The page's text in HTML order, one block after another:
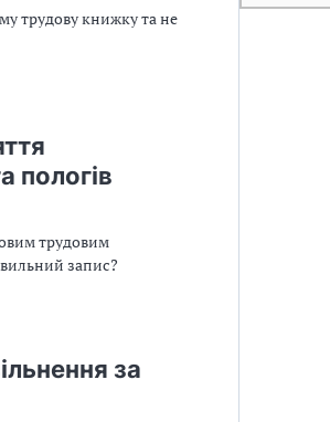
трудову книжку та не
пологів
трудовим
запис?
за